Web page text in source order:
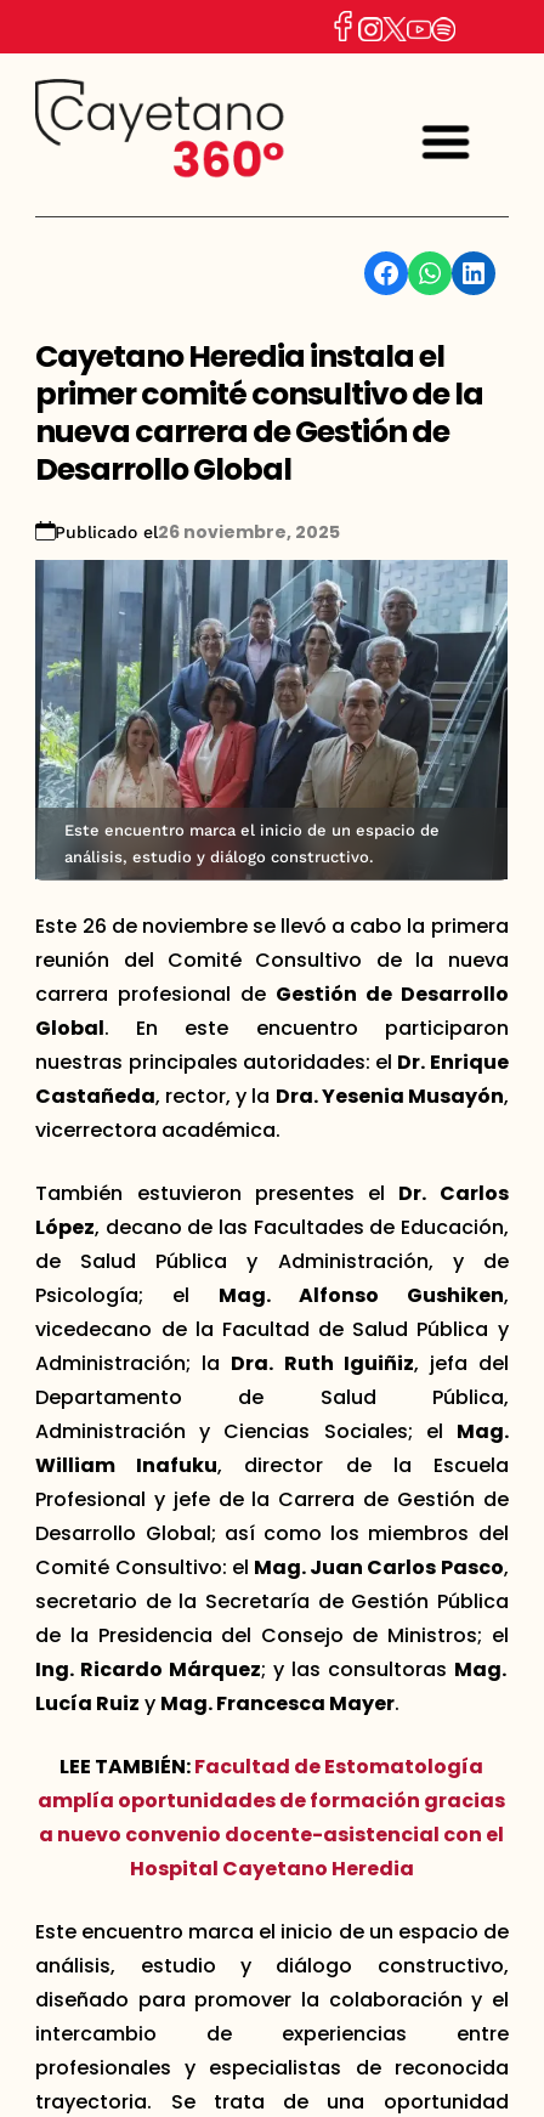
Facebook WhatsApp Linkedin
Cayetano Heredia instala el
primer comité consultivo de la
nueva carrera de Gestión de
Desarrollo Global
Publicado el26 noviembre, 2025
Este encuentro marca el inicio de un espacio de
análisis, estudio y diálogo constructivo.
Este 26 de noviembre se llevó a cabo la primera
reunión del Comité Consultivo de la nueva
carrera profesional de Gestión de Desarrollo
Global. En este encuentro participaron
nuestras principales autoridades: el Dr. Enrique
Castañeda, rector, y la Dra. Yesenia Musayón,
vicerrectora académica.
También estuvieron presentes el Dr. Carlos
López, decano de las Facultades de Educación,
de Salud Pública y Administración, y de
Psicología; el Mag. Alfonso Gushiken,
vicedecano de la Facultad de Salud Pública y
Administración; la Dra. Ruth Iguiñiz, jefa del
Departamento de Salud Pública,
Administración y Ciencias Sociales; el Mag.
William Inafuku, director de la Escuela
Profesional y jefe de la Carrera de Gestión de
Desarrollo Global; así como los miembros del
Comité Consultivo: el Mag. Juan Carlos Pasco,
secretario de la Secretaría de Gestión Pública
de la Presidencia del Consejo de Ministros; el
Ing. Ricardo Márquez; y las consultoras Mag.
Lucía Ruiz y Mag. Francesca Mayer.
LEE TAMBIÉN:Facultad de Estomatología
amplía oportunidades de formación gracias
a nuevo convenio docente-asistencial con el
Hospital Cayetano Heredia
Este encuentro marca el inicio de un espacio de
análisis, estudio y diálogo constructivo,
diseñado para promover la colaboración y el
intercambio de experiencias entre
profesionales y especialistas de reconocida
trayectoria. Se trata de una oportunidad